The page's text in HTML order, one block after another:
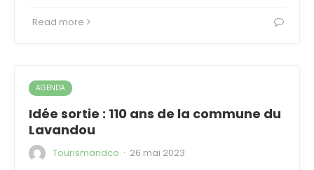
Read more
AGENDA
Idée sortie : 110 ans de la commune du
Lavandou
Tourismandco · 26 mai 2023